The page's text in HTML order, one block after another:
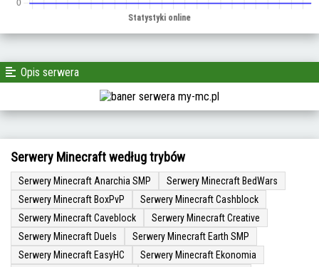
Opis serwera
Serwery Minecraft według trybów
Serwery Minecraft Anarchia SMP
Serwery Minecraft BedWars
Serwery Minecraft BoxPvP
Serwery Minecraft Cashblock
Serwery Minecraft Caveblock
Serwery Minecraft Creative
Serwery Minecraft Duels
Serwery Minecraft Earth SMP
Serwery Minecraft EasyHC
Serwery Minecraft Ekonomia